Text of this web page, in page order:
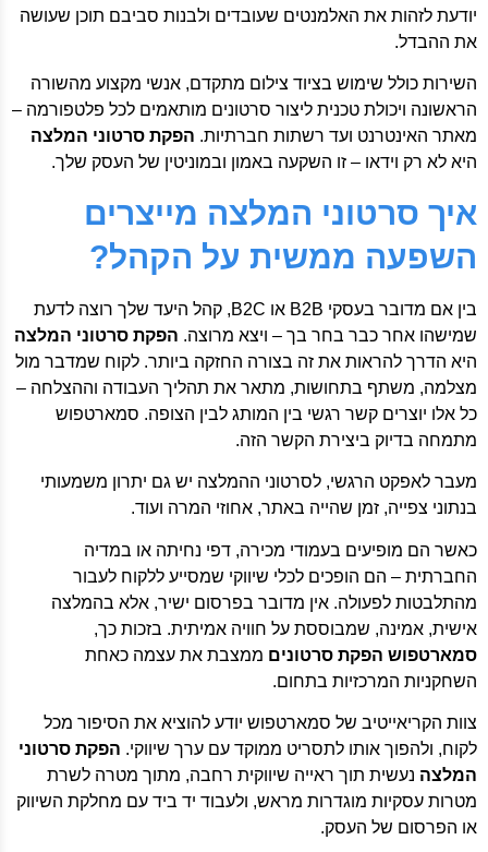
יודעת לזהות את האלמנטים שעובדים ולבנות סביבם תוכן שעושה
את ההבדל.
השירות כולל שימוש בציוד צילום מתקדם, אנשי מקצוע מהשורה
הראשונה ויכולת טכנית ליצור סרטונים מותאמים לכל פלטפורמה –
מאתר האינטרנט ועד רשתות חברתיות. הפקת סרטוני המלצה
היא לא רק וידאו – זו השקעה באמון ובמוניטין של העסק שלך.
איך סרטוני המלצה מייצרים
השפעה ממשית על הקהל?
בין אם מדובר בעסקי B2B או B2C, קהל היעד שלך רוצה לדעת
שמישהו אחר כבר בחר בך – ויצא מרוצה. הפקת סרטוני המלצה
היא הדרך להראות את זה בצורה החזקה ביותר. לקוח שמדבר מול
מצלמה, משתף בתחושות, מתאר את תהליך העבודה וההצלחה –
כל אלו יוצרים קשר רגשי בין המותג לבין הצופה. סמארטפוש
מתמחה בדיוק ביצירת הקשר הזה.
מעבר לאפקט הרגשי, לסרטוני ההמלצה יש גם יתרון משמעותי
בנתוני צפייה, זמן שהייה באתר, אחוזי המרה ועוד.
כאשר הם מופיעים בעמודי מכירה, דפי נחיתה או במדיה
החברתית – הם הופכים לכלי שיווקי שמסייע ללקוח לעבור
מהתלבטות לפעולה. אין מדובר בפרסום ישיר, אלא בהמלצה
אישית, אמינה, שמבוססת על חוויה אמיתית. בזכות כך,
סמארטפוש הפקת סרטונים ממצבת את עצמה כאחת
השחקניות המרכזיות בתחום.
צוות הקריאייטיב של סמארטפוש יודע להוציא את הסיפור מכל
לקוח, ולהפוך אותו לתסריט ממוקד עם ערך שיווקי. הפקת סרטוני
המלצה נעשית תוך ראייה שיווקית רחבה, מתוך מטרה לשרת
מטרות עסקיות מוגדרות מראש, ולעבוד יד ביד עם מחלקת השיווק
או הפרסום של העסק.